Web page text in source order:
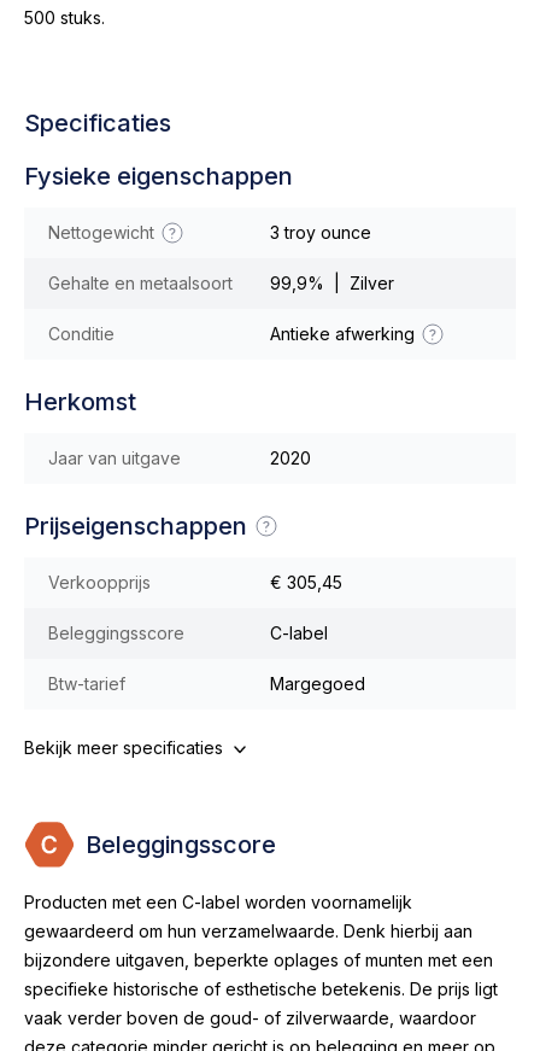
500 stuks.
Specificaties
Fysieke eigenschappen
Nettogewicht 3 troy ounce
Gehalte en metaalsoort 99,9% | Zilver
Conditie Antieke afwerking
Herkomst
Jaar van uitgave 2020
Prijseigenschappen
Verkoopprijs € 305,45
Beleggingsscore C-label
Btw-tarief Margegoed
Bekijk meer specificaties
Beleggingsscore
Producten met een C-label worden voornamelijk
gewaardeerd om hun verzamelwaarde. Denk hierbij aan
bijzondere uitgaven, beperkte oplages of munten met een
specifieke historische of esthetische betekenis. De prijs ligt
vaak verder boven de goud- of zilverwaarde, waardoor
deze categorie minder gericht is op belegging en meer op